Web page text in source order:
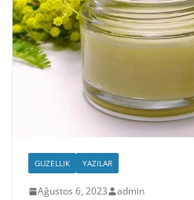
GUZELLIK YAZILAR
Ağustos 6, 2023 admin